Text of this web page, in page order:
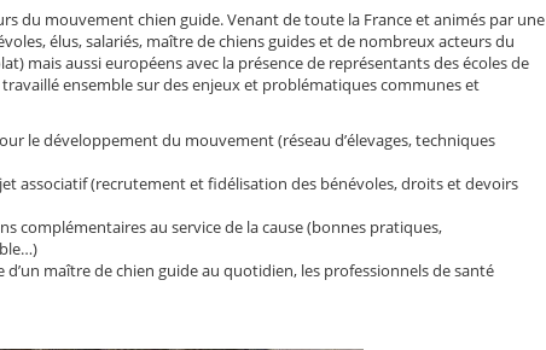
du mouvement chien guide. Venant de toute la France et animés par une
élus, salariés, maître de chiens guides et de nombreux acteurs du
mais aussi européens avec la présence de représentants des écoles de
ensemble sur des enjeux et problématiques communes et
le développement du mouvement (réseau d’élevages, techniques
associatif (recrutement et fidélisation des bénévoles, droits et devoirs
complémentaires au service de la cause (bonnes pratiques,
d’un maître de chien guide au quotidien, les professionnels de santé